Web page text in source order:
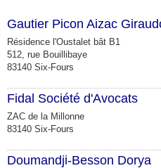
Gautier Picon Aizac
Résidence l'Oustalet bât B1
512, rue Bouillibaye
83140 Six-Fours
Fidal Société d'Avocats
ZAC de la Millonne
83140 Six-Fours
Doumandji-Besson Dorya